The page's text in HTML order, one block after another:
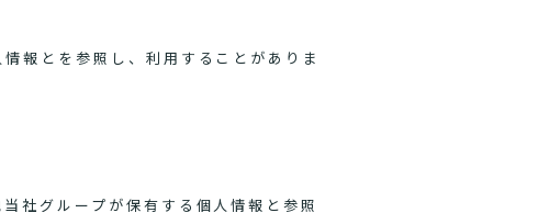
報とを参照し、利用することがありま
社グループが保有する個人情報と参照